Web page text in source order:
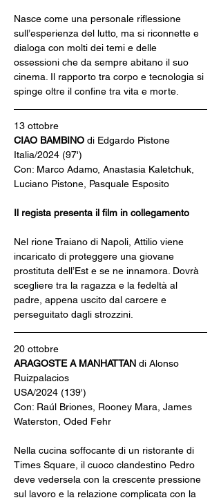
Nasce come una personale riflessione
sull’esperienza del lutto, ma si riconnette e
dialoga con molti dei temi e delle
ossessioni che da sempre abitano il suo
cinema. Il rapporto tra corpo e tecnologia si
spinge oltre il confine tra vita e morte.
13 ottobre
CIAO BAMBINO di Edgardo Pistone
Italia/2024 (97')
Con: Marco Adamo, Anastasia Kaletchuk,
Luciano Pistone, Pasquale Esposito
Il regista presenta il film in collegamento
Nel rione Traiano di Napoli, Attilio viene
incaricato di proteggere una giovane
prostituta dell’Est e se ne innamora. Dovrà
scegliere tra la ragazza e la fedeltà al
padre, appena uscito dal carcere e
perseguitato dagli strozzini.
20 ottobre
ARAGOSTE A MANHATTAN di Alonso
Ruizpalacios
USA/2024 (139')
Con: Raúl Briones, Rooney Mara, James
Waterston, Oded Fehr
Nella cucina soffocante di un ristorante di
Times Square, il cuoco clandestino Pedro
deve vedersela con la crescente pressione
sul lavoro e la relazione complicata con la